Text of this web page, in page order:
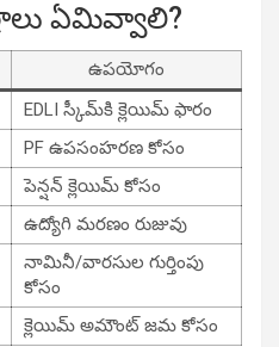
ఏమివ్వాలి?
ఉపయోగం
EDLI స్కీమ్‌కి క్లెయిమ్ ఫారం
PF ఉపసంహరణ కోసం
పెన్షన్ క్లెయిమ్ కోసం
ఉద్యోగి మరణం రుజువు
నామినీ/వారసుల గుర్తింపు
కోసం
క్లెయిమ్ అమౌంట్ జమ కోసం